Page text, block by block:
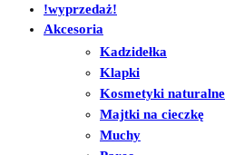
!wyprzedaż!
Akcesoria
Kadzidełka
Klapki
Kosmetyki naturalne
Majtki na cieczkę
Muchy